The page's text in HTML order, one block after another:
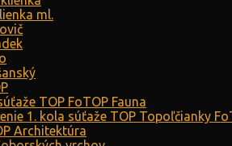
ml.
TOP FoTOP Fauna
1. kola súťaže TOP Topoľčianky
Architektúra